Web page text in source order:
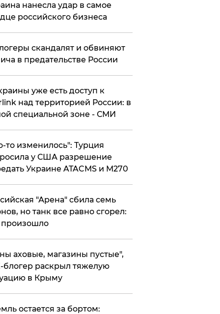
нанесла удар в самое
российского бизнеса
скандалят и обвиняют
в предательстве России
уже есть доступ к
над территорией России: в
специальной зоне - СМИ
то изменилось": Турция
у США разрешение
Украине ATACMS и M270
"Арена" сбила семь
но танк все равно сгорел:
произошло
аховые, магазины пустые",
раскрыл тяжелую
в Крыму
остается за бортом: